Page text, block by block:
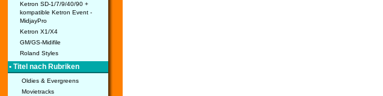
Ketron SD-1/7/9/40/90 +
kompatible Ketron Event -
MidjayPro
Ketron X1/X4
GM/GS-Midifile
Roland Styles
• Titel nach Rubriken
Oldies & Evergreens
Movietracks